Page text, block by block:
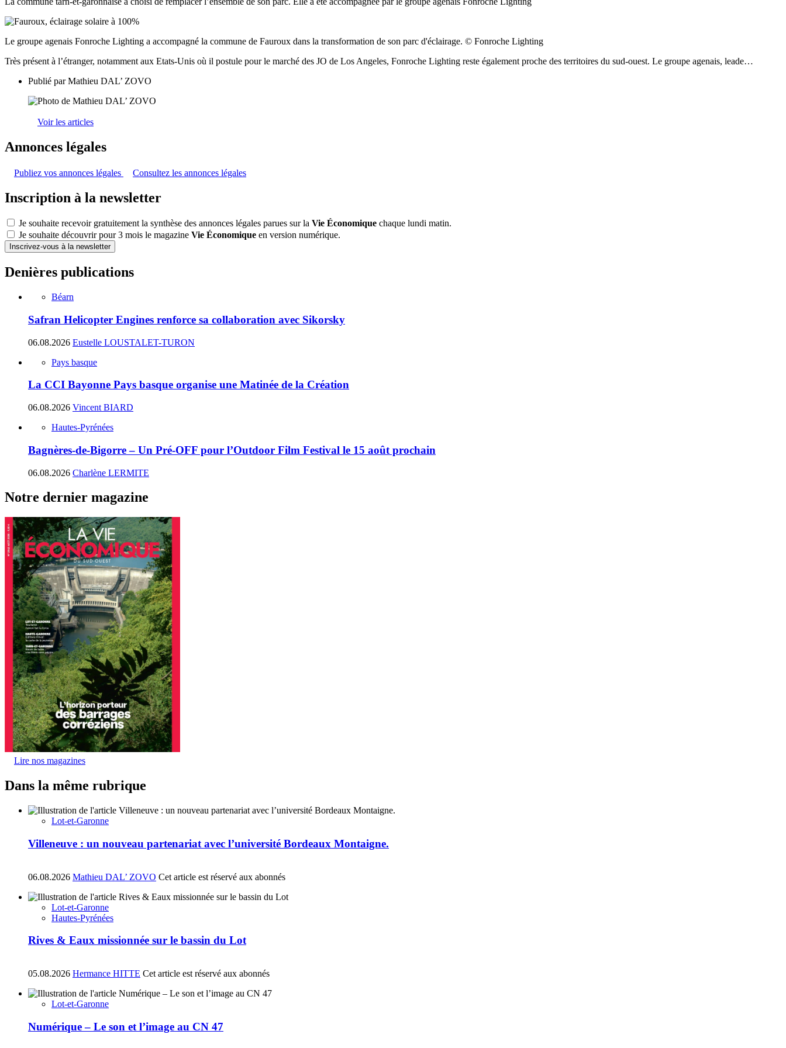
Le groupe agenais Fonroche Lighting a accompagné la commune de Fauroux dans la transformation de son parc d'éclairage. © Fonroche Lighting
Très présent à l’étranger, notamment aux Etats-Unis où il postule pour le marché des JO de Los Angeles, Fonroche Lighting reste également proche des territoires du sud-ouest. Le groupe agenais, leade…
Publié parMathieu DAL’ ZOVO
Voir les articles
Annonces légales
Publiez vos annonces légales Consultez les annonces légales
Inscription à la newsletter
Je souhaite recevoir gratuitement la synthèse des annonces légales parues sur la Vie Économique chaque lundi matin.
Je souhaite découvrir pour 3 mois le magazine Vie Économique en version numérique.
Inscrivez-vous à la newsletter
Denières publications
Béarn
Safran Helicopter Engines renforce sa collaboration avec Sikorsky
06.08.2026 Eustelle LOUSTALET-TURON
Pays basque
La CCI Bayonne Pays basque organise une Matinée de la Création
06.08.2026 Vincent BIARD
Hautes-Pyrénées
Bagnères-de-Bigorre – Un Pré-OFF pour l’Outdoor Film Festival le 15 août prochain
06.08.2026 Charlène LERMITE
Notre dernier magazine
Lire nos magazines
Dans la même rubrique
Lot-et-Garonne
Villeneuve : un nouveau partenariat avec l’université Bordeaux Montaigne.
06.08.2026 Mathieu DAL’ ZOVO Cet article est réservé aux abonnés
Lot-et-Garonne
Hautes-Pyrénées
Rives & Eaux missionnée sur le bassin du Lot
05.08.2026 Hermance HITTE Cet article est réservé aux abonnés
Lot-et-Garonne
Numérique – Le son et l’image au CN 47